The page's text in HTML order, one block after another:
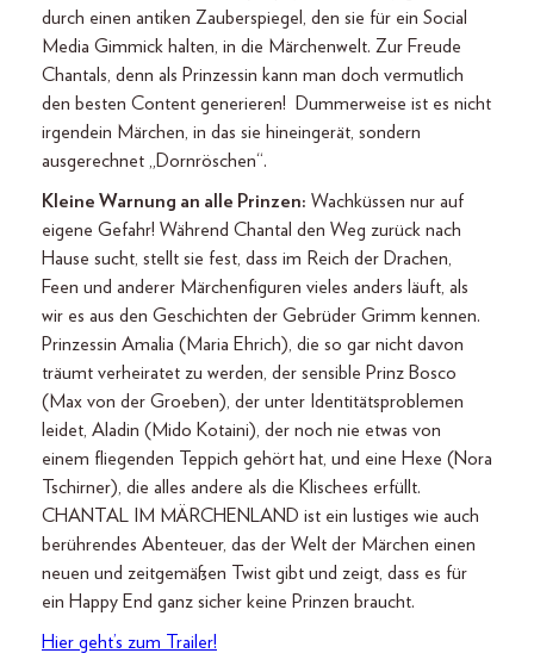
durch einen antiken Zauberspiegel, den sie für ein Social
Media Gimmick halten, in die Märchenwelt. Zur Freude
Chantals, denn als Prinzessin kann man doch vermutlich
den besten Content generieren! Dummerweise ist es nicht
irgendein Märchen, in das sie hineingerät, sondern
ausgerechnet „Dornröschen“.
Kleine Warnung an alle Prinzen: Wachküssen nur auf
eigene Gefahr! Während Chantal den Weg zurück nach
Hause sucht, stellt sie fest, dass im Reich der Drachen,
Feen und anderer Märchenfiguren vieles anders läuft, als
wir es aus den Geschichten der Gebrüder Grimm kennen.
Prinzessin Amalia (Maria Ehrich), die so gar nicht davon
träumt verheiratet zu werden, der sensible Prinz Bosco
(Max von der Groeben), der unter Identitätsproblemen
leidet, Aladin (Mido Kotaini), der noch nie etwas von
einem fliegenden Teppich gehört hat, und eine Hexe (Nora
Tschirner), die alles andere als die Klischees erfüllt.
CHANTAL IM MÄRCHENLAND ist ein lustiges wie auch
berührendes Abenteuer, das der Welt der Märchen einen
neuen und zeitgemäßen Twist gibt und zeigt, dass es für
ein Happy End ganz sicher keine Prinzen braucht.
Hier geht’s zum Trailer!